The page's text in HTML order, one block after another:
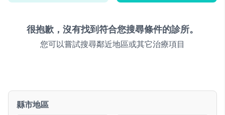
很抱歉，沒有找到符合您搜尋條件的診所。
您可以嘗試搜尋鄰近地區或其它治療項目
縣市地區